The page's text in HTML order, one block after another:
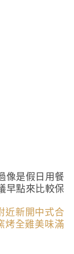
像是假日用餐
早點來比較保